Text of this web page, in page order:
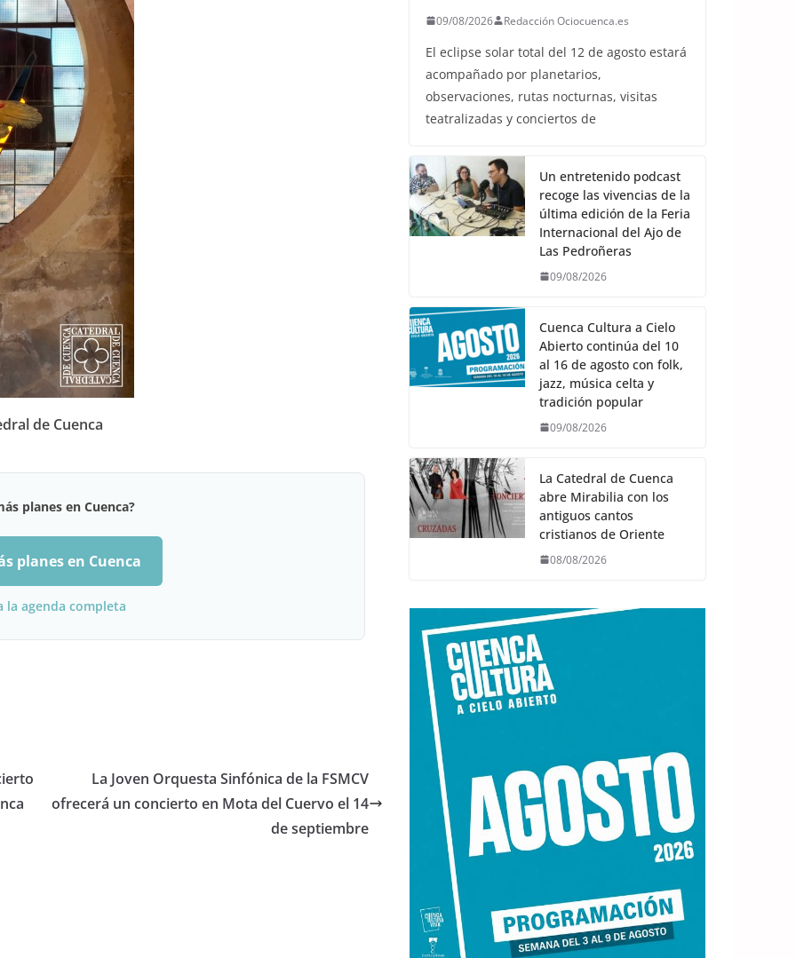
de Cuenca
planes en Cuenca?
planes en Cuenca
la agenda completa
La Joven Orquesta Sinfónica de la FSMCV
ofrecerá un concierto en Mota del Cuervo el 14
de septiembre
09/08/2026 Redacción Ociocuenca.es
El eclipse solar total del 12 de agosto estará
acompañado por planetarios,
observaciones, rutas nocturnas, visitas
teatralizadas y conciertos de
Un entretenido podcast
recoge las vivencias de la
última edición de la Feria
Internacional del Ajo de
Las Pedroñeras
09/08/2026
Cuenca Cultura a Cielo
Abierto continúa del 10
al 16 de agosto con folk,
jazz, música celta y
tradición popular
09/08/2026
La Catedral de Cuenca
abre Mirabilia con los
antiguos cantos
cristianos de Oriente
08/08/2026